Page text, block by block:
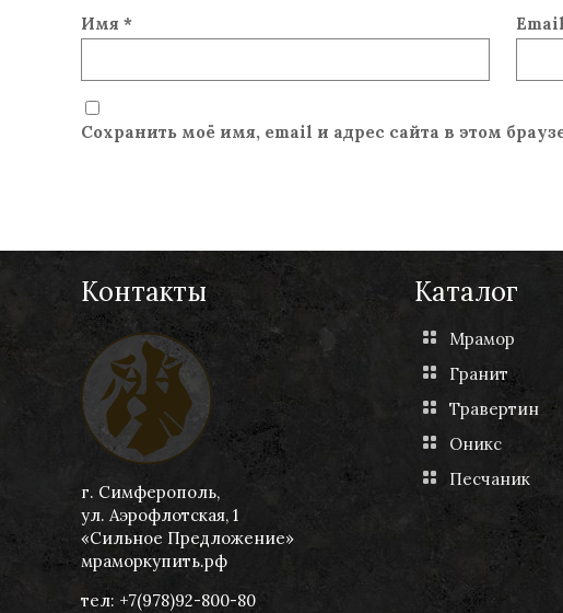
Имя*
Сохранить моё имя, email и адрес сайта в этом
Контакты
г. Симферополь,
ул. Аэрофлотская, 1
«Сильное Предложение»
мраморкупить.рф
тел: +7(978)92-800-80
Каталог
Мрамор
Гранит
Травертин
Оникс
Песчаник